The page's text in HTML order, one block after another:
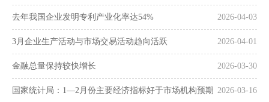
2026-04-03
去年我国企业发明专利产业化率达54%
2026-04-01
3月企业生产活动与市场交易活动趋向活跃
2026-03-30
金融总量保持较快增长
2026-03-16
国家统计局：1—2月份主要经济指标好于市场机构预期